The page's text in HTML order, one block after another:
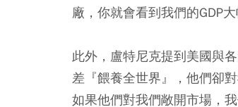
廠，你就會看到我們的GDP
此外，盧特尼克提到美國與
差『餵養全世界』，他們卻
如果他們對我們敞開市場，我